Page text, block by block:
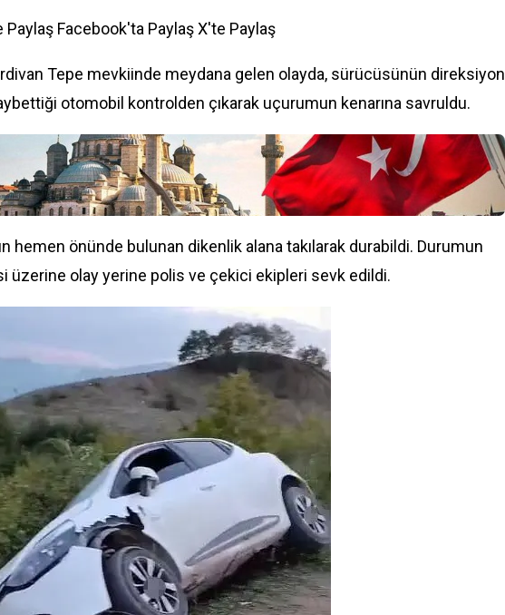
Paylaş Facebook'ta PaylaşX'te Paylaş
Tepe mevkiinde meydana gelen olayda, sürücüsünün direksiyon
otomobil kontrolden çıkarak uçurumun kenarına savruldu.
hemen önünde bulunan dikenlik alana takılarak durabildi. Durumun
üzerine olay yerine polis ve çekici ekipleri sevk edildi.